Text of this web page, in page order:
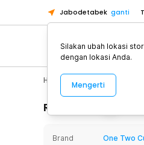
Jabodetabek ganti
Home Appliance
Rincian Produk
Brand
One Two
Silakan ubah lokasi
dengan lokasi Anda.
Mengerti